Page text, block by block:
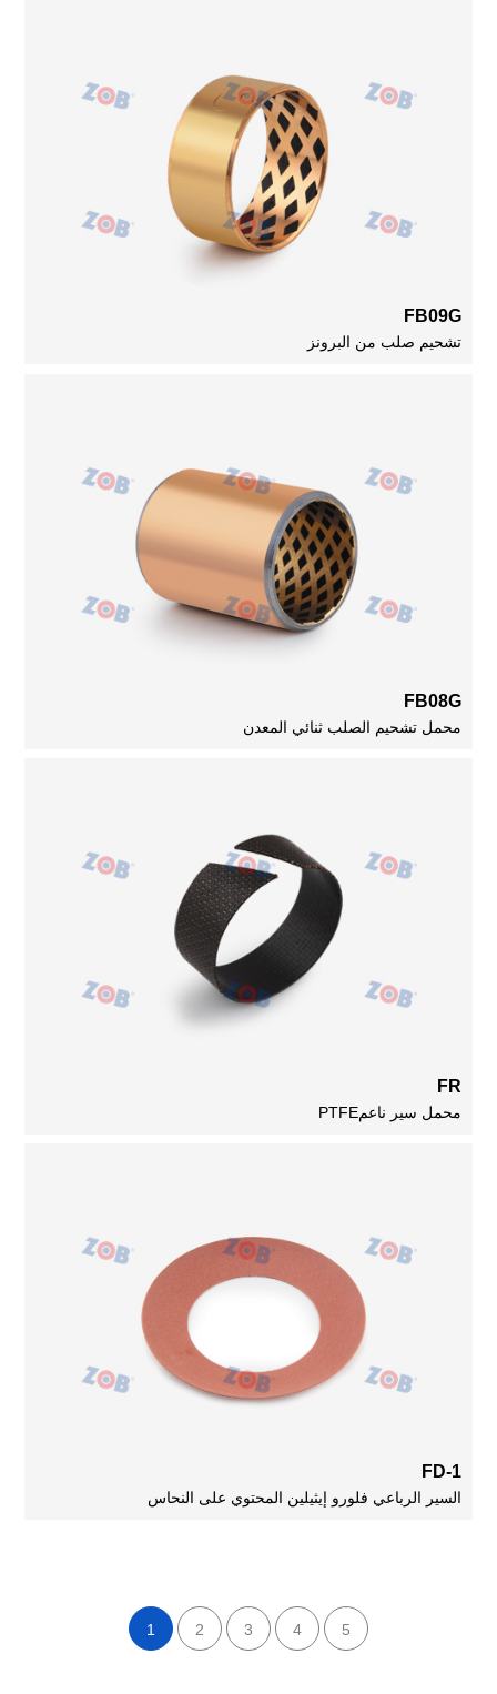
FB09G
تشحيم صلب من البرونز
FB08G
محمل تشحيم الصلب ثنائي المعدن
FR
محمل سير ناعمPTFE
FD-1
السير الرباعي فلورو إيثيلين المحتوي على النحاس
1 2 3 4 5